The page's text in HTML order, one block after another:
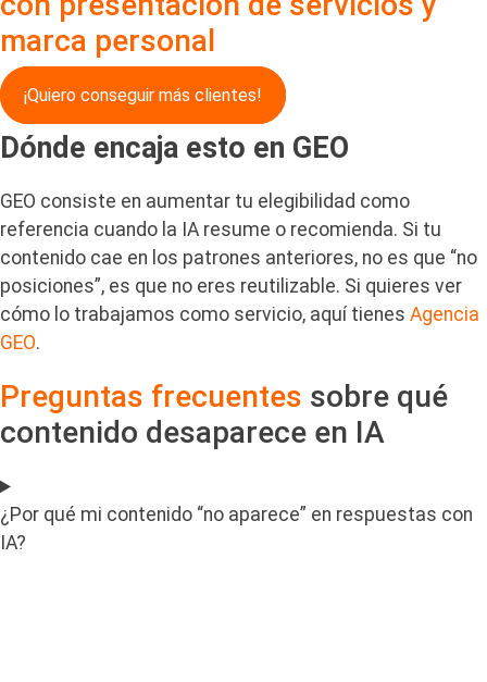
marca personal
¡Quiero conseguir más clientes!
Dónde encaja esto en GEO
GEO consiste en aumentar tu elegibilidad como
referencia cuando la IA resume o recomienda. Si tu
contenido cae en los patrones anteriores, no es que “no
posiciones”, es que no eres reutilizable. Si quieres ver
cómo lo trabajamos como servicio, aquí tienes Agencia
GEO.
Preguntas frecuentes sobre qué
contenido desaparece en IA
¿Por qué mi contenido “no aparece” en respuestas con
IA?